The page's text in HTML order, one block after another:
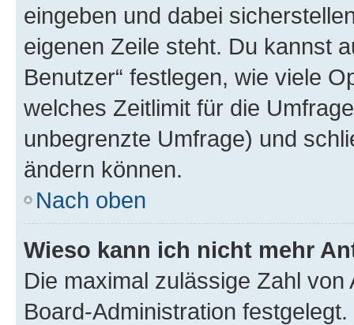
eingeben und dabei
eigenen Zeile steht. Du kannst
Benutzer“ festlegen, wie viele
welches Zeitlimit für die
unbegrenzte Umfrage) und
ändern können.
Nach oben
Wieso kann ich nicht mehr
Die maximal zulässige Zahl
Board-Administration